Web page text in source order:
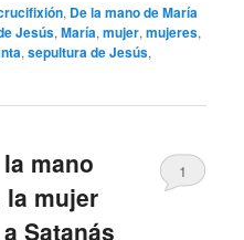
, De la mano de María
Jesús,María,mujer,mujeres,
,sepultura de Jesús,
mano
la mujer
Satanás
1